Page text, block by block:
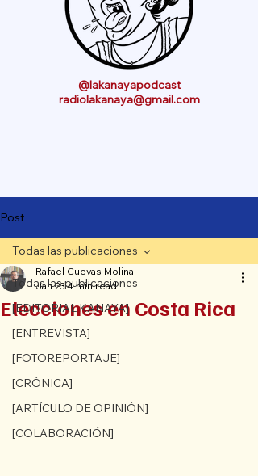
@lakanayapodcast
radiolakanaya@gmail.com
Post
Todas las publicaciones
[EDITORIAL KANAYA]
[ENTREVISTA]
[FOTOREPORTAJE]
[CRÓNICA]
[ARTÍCULO DE OPINIÓN]
[COLABORACIÓN]
Todas las publicaciones
Elecciones en Costa Rica
Rafael Cuevas Molina
Jan 23 4 min read